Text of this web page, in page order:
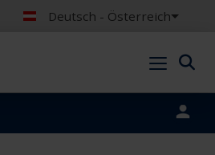
Deutsch - Österreich